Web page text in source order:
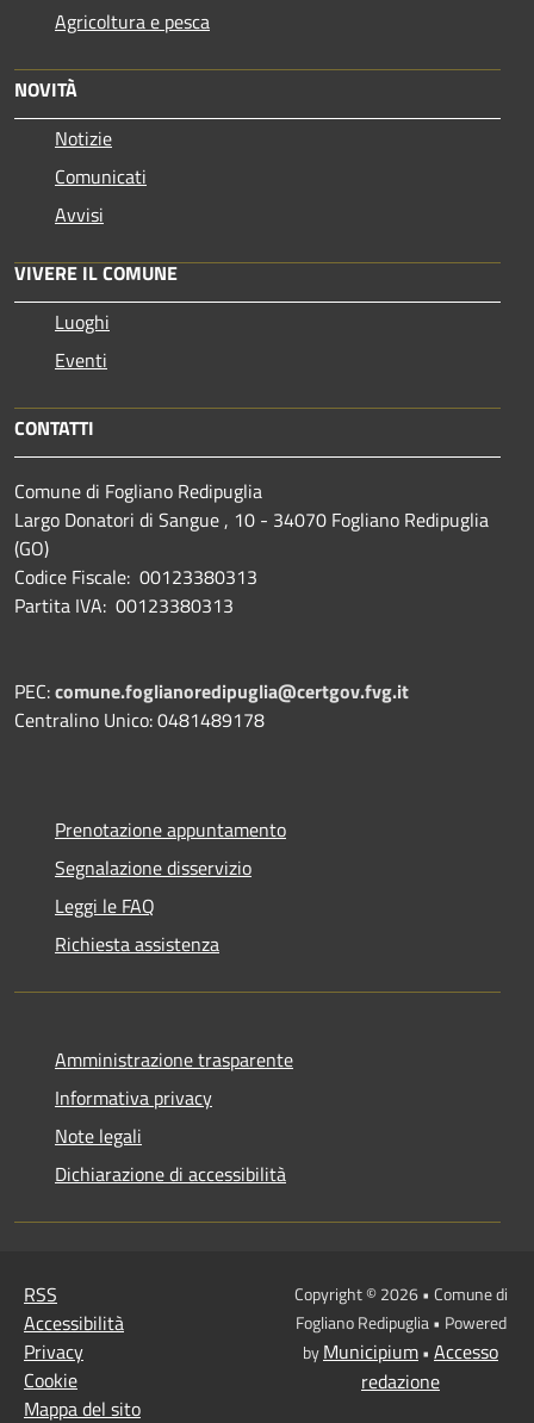
Agricoltura e pesca
NOVITÀ
Notizie
Comunicati
Avvisi
VIVERE IL COMUNE
Luoghi
Eventi
CONTATTI
Comune di Fogliano Redipuglia
Largo Donatori di Sangue , 10 - 34070 Fogliano Redipuglia
(GO)
Codice Fiscale: 00123380313
Partita IVA: 00123380313
PEC:comune.foglianoredipuglia@certgov.fvg.it
Centralino Unico: 0481489178
Prenotazione appuntamento
Segnalazione disservizio
Leggi le FAQ
Richiesta assistenza
Amministrazione trasparente
Informativa privacy
Note legali
Dichiarazione di accessibilità
RSS
Accessibilità
Privacy
Cookie
Mappa del sito
Copyright © 2026 • Comune di
Fogliano Redipuglia • Powered
byMunicipium• Accesso
redazione